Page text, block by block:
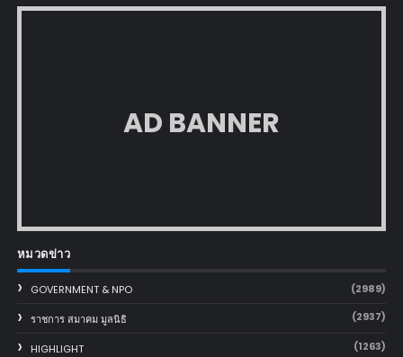
AD BANNER
หมวดข่าว
GOVERNMENT & NPO (2989)
ราชการ สมาคม มูลนิธิ (2937)
HIGHLIGHT (1263)